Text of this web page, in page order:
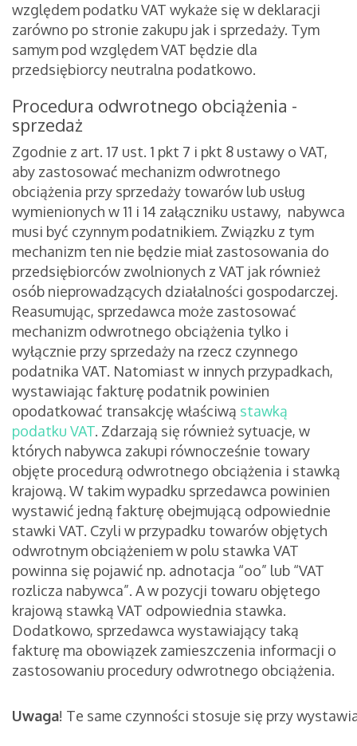
względem podatku VAT wykaże się w deklaracji
zarówno po stronie zakupu jak i sprzedaży. Tym
samym pod względem VAT będzie dla
przedsiębiorcy neutralna podatkowo.
Procedura odwrotnego obciążenia -
sprzedaż
Zgodnie z art. 17 ust. 1 pkt 7 i pkt 8 ustawy o VAT,
aby zastosować mechanizm odwrotnego
obciążenia przy sprzedaży towarów lub usług
wymienionych w 11 i 14 załączniku ustawy, nabywca
musi być czynnym podatnikiem. Związku z tym
mechanizm ten nie będzie miał zastosowania do
przedsiębiorców zwolnionych z VAT jak również
osób nieprowadzących działalności gospodarczej.
Reasumując, sprzedawca może zastosować
mechanizm odwrotnego obciążenia tylko i
wyłącznie przy sprzedaży na rzecz czynnego
podatnika VAT. Natomiast w innych przypadkach,
wystawiając fakturę podatnik powinien
opodatkować transakcję właściwą stawką
podatku VAT. Zdarzają się również sytuacje, w
których nabywca zakupi równocześnie towary
objęte procedurą odwrotnego obciążenia i stawką
krajową. W takim wypadku sprzedawca powinien
wystawić jedną fakturę obejmującą odpowiednie
stawki VAT. Czyli w przypadku towarów objętych
odwrotnym obciążeniem w polu stawka VAT
powinna się pojawić np. adnotacja “oo” lub “VAT
rozlicza nabywca”. A w pozycji towaru objętego
krajową stawką VAT odpowiednia stawka.
Dodatkowo, sprzedawca wystawiający taką
fakturę ma obowiązek zamieszczenia informacji o
zastosowaniu procedury odwrotnego obciążenia.
Uwaga! Te same czynności stosuje się przy